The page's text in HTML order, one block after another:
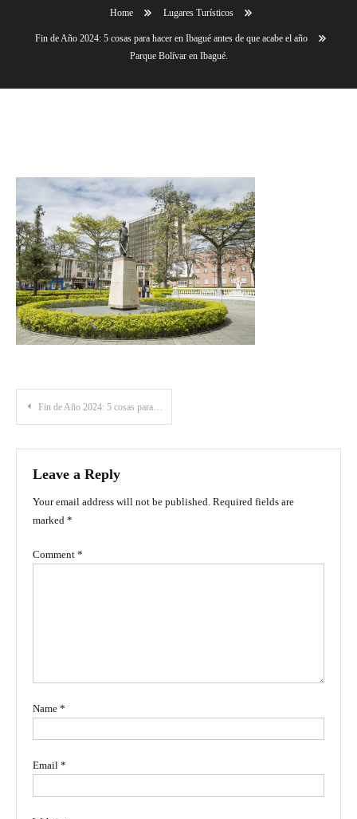
Home Lugares Turísticos
Fin de Año 2024: 5 cosas para hacer en Ibagué antes de que acabe el año
Parque Bolívar en Ibagué.
Post
navigation
Fin de Año 2024: 5 cosas para hacer en Ibagué antes de que acabe el año
Leave a Reply
Your email address will not be published. Required fields are
marked *
Comment *
Name *
Email *